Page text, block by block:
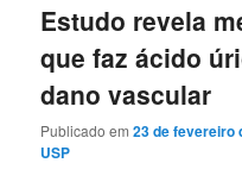
Estudo revela
que faz ácido
dano vascular
Publicado em23 de fevereiro
USP